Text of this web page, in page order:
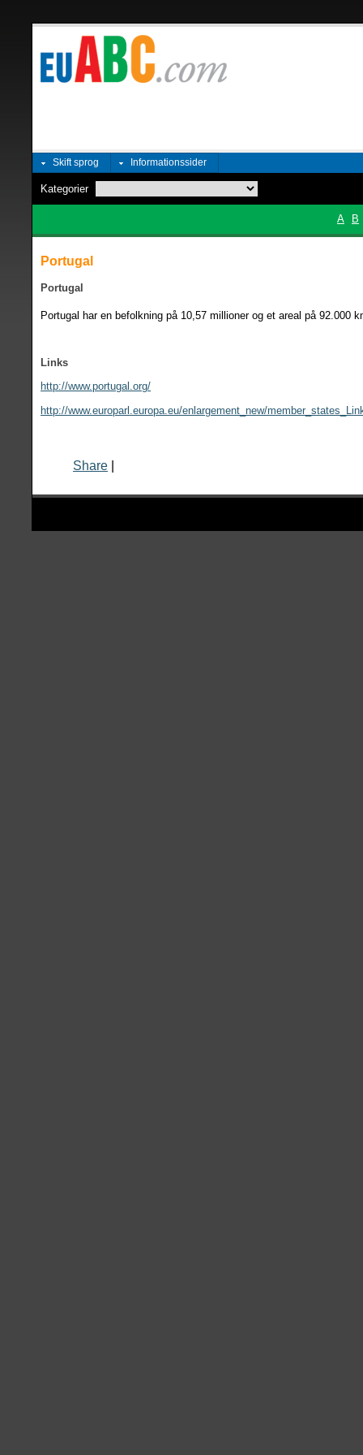
Skift sprog Informationssider
Kategorier
A B
Portugal
Portugal
Portugal har en befolkning på 10,57 millioner og et areal på 92.000
Links
http://www.portugal.org/
http://www.europarl.europa.eu/enlargement_new/
Share